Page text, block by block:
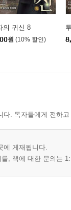
의 귀신 8
원 (10% 할인)
다. 독자들에게 전하
에 게재됩니다.
, 책에 대한 문의는